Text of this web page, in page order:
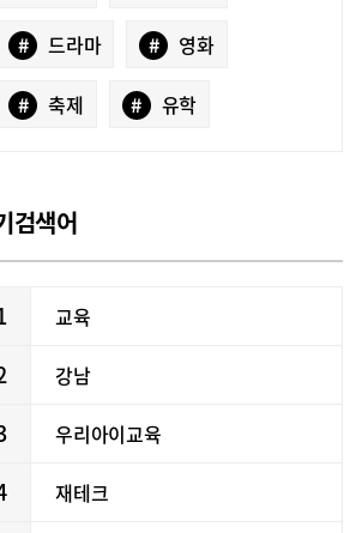
# 드라마 # 영화
# 축제 # 유학
검색어
교육
강남
우리아이교육
재테크